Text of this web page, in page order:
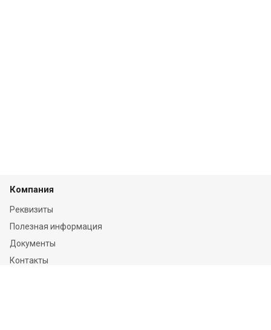
Компания
Реквизиты
Полезная информация
Документы
Контакты